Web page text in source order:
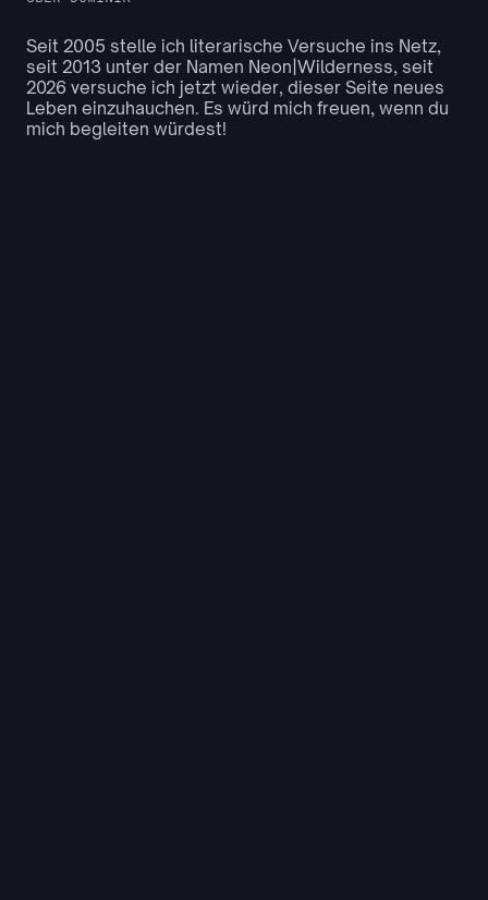
Seit 2005 stelle ich literarische Versuche ins Netz,
seit 2013 unter der Namen Neon|Wilderness, seit
2026 versuche ich jetzt wieder, dieser Seite neues
Leben einzuhauchen. Es würd mich freuen, wenn du
mich begleiten würdest!